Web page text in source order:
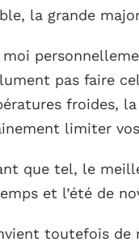
la grande
moi
pas faire
froides,
limiter
que tel, le
et l’été de
toutefois de